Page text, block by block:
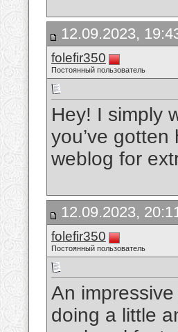
12.09.2023,
folefir350
Постоянный пользователь
Hey! I simply
you’ve
weblog for
12.09.2023,
folefir350
Постоянный пользователь
An
doing a little